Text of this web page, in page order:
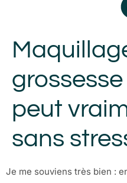
grossesse
peut
sans
Je me souviens très bien :